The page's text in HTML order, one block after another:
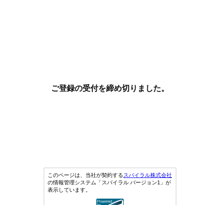
ご登録の受付を締め切りました。
このページは、当社が契約するスパイラル株式会社
の情報管理システム「スパイラル バージョン1」が
表示しています。